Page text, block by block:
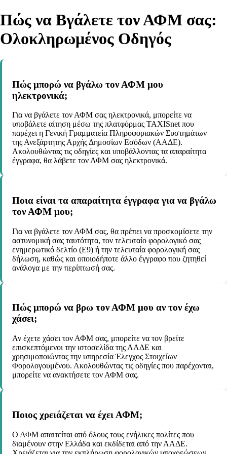
Πώς να Βγάλετε τον ΑΦΜ σας:
Ολοκληρωμένος Οδηγός
Πώς μπορώ να βγάλω τον ΑΦΜ μου
ηλεκτρονικά;
Για να βγάλετε τον ΑΦΜ σας ηλεκτρονικά, μπορείτε να
υποβάλετε αίτηση μέσω της πλατφόρμας TAXISnet που
παρέχει η Γενική Γραμματεία Πληροφοριακών Συστημάτων
της Ανεξάρτητης Αρχής Δημοσίων Εσόδων (ΑΑΔΕ).
Ακολουθώντας τις οδηγίες και υποβάλλοντας τα απαραίτητα
έγγραφα, θα λάβετε τον ΑΦΜ σας ηλεκτρονικά.
Ποια είναι τα απαραίτητα έγγραφα για να βγάλω
τον ΑΦΜ μου;
Για να βγάλετε τον ΑΦΜ σας, θα πρέπει να προσκομίσετε την
αστυνομική σας ταυτότητα, τον τελευταίο φορολογικό σας
ενημερωτικό δελτίο (Ε9) ή την τελευταία φορολογική σας
δήλωση, καθώς και οποιοδήποτε άλλο έγγραφο που ζητηθεί
ανάλογα με την περίπτωσή σας.
Πώς μπορώ να βρω τον ΑΦΜ μου αν τον έχω
χάσει;
Αν έχετε χάσει τον ΑΦΜ σας, μπορείτε να τον βρείτε
επισκεπτόμενοι την ιστοσελίδα της ΑΑΔΕ και
χρησιμοποιώντας την υπηρεσία Έλεγχος Στοιχείων
Φορολογουμένου. Ακολουθώντας τις οδηγίες που παρέχονται,
μπορείτε να ανακτήσετε τον ΑΦΜ σας.
Ποιος χρειάζεται να έχει ΑΦΜ;
Ο ΑΦΜ απαιτείται από όλους τους ενήλικες πολίτες που
διαμένουν στην Ελλάδα και εκδίδεται από την ΑΑΔΕ.